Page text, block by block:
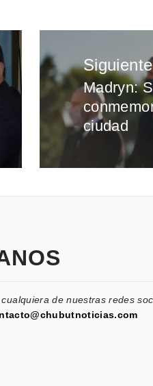
Siguiente
Entrada
Madryn:
ciudad
de nuestras redes